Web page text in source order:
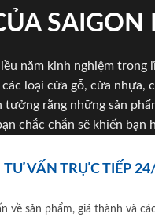
SAIGON
năm kinh nghiệm trong
loại cửa gỗ, cửa nhựa,
rằng những sản
chắc chắn sẽ khiến bạn
TƯ VẤN TRỰC TIẾP
về sản phẩm, giá thành và